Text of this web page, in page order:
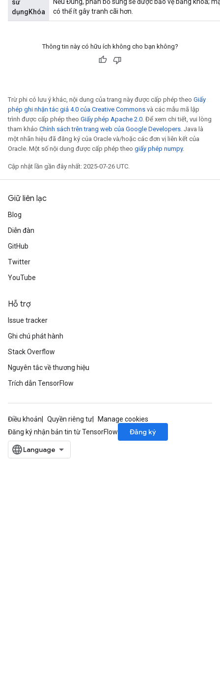
sử
dụngKhóa
có thể ít gây tranh cãi hơn.
Thông tin này có hữu ích không cho bạn không?
Trừ phi có lưu ý khác, nội dung của trang này được cấp phép theo Giấy
phép ghi nhận tác giả 4.0 của Creative Commons và các mẫu mã lập
trình được cấp phép theo Giấy phép Apache 2.0. Để xem chi tiết, vui lòng
tham khảo Chính sách trên trang web của Google Developers. Java là
một nhãn hiệu đã đăng ký của Oracle và/hoặc các đơn vị liên kết của
Oracle. Một số nội dung được cấp phép theo giấy phép numpy.
Cập nhật lần gần đây nhất: 2025-07-26 UTC.
Giữ liên lạc
Blog
Diễn đàn
GitHub
Twitter
YouTube
Hỗ trợ
Issue tracker
Ghi chú phát hành
Stack Overflow
Nguyên tắc về thương hiệu
Trích dẫn TensorFlow
Điều khoản Quyền riêng tư
Manage cookies
Đăng ký nhận bản tin từ TensorFlow
Đăng ký